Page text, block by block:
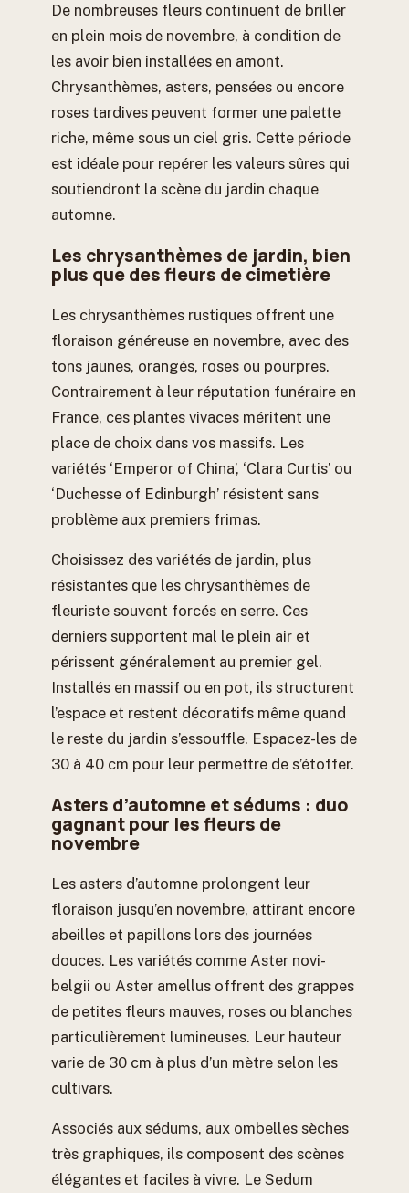
De nombreuses fleurs continuent de briller
en plein mois de novembre, à condition de
les avoir bien installées en amont.
Chrysanthèmes, asters, pensées ou encore
roses tardives peuvent former une palette
riche, même sous un ciel gris. Cette période
est idéale pour repérer les valeurs sûres qui
soutiendront la scène du jardin chaque
automne.
Les chrysanthèmes de jardin, bien
plus que des fleurs de cimetière
Les chrysanthèmes rustiques offrent une
floraison généreuse en novembre, avec des
tons jaunes, orangés, roses ou pourpres.
Contrairement à leur réputation funéraire en
France, ces plantes vivaces méritent une
place de choix dans vos massifs. Les
variétés ‘Emperor of China’, ‘Clara Curtis’ ou
‘Duchesse of Edinburgh’ résistent sans
problème aux premiers frimas.
Choisissez des variétés de jardin, plus
résistantes que les chrysanthèmes de
fleuriste souvent forcés en serre. Ces
derniers supportent mal le plein air et
périssent généralement au premier gel.
Installés en massif ou en pot, ils structurent
l’espace et restent décoratifs même quand
le reste du jardin s’essouffle. Espacez-les de
30 à 40 cm pour leur permettre de s’étoffer.
Asters d’automne et sédums : duo
gagnant pour les fleurs de
novembre
Les asters d’automne prolongent leur
floraison jusqu’en novembre, attirant encore
abeilles et papillons lors des journées
douces. Les variétés comme Aster novi-
belgii ou Aster amellus offrent des grappes
de petites fleurs mauves, roses ou blanches
particulièrement lumineuses. Leur hauteur
varie de 30 cm à plus d’un mètre selon les
cultivars.
Associés aux sédums, aux ombelles sèches
très graphiques, ils composent des scènes
élégantes et faciles à vivre. Le Sedum